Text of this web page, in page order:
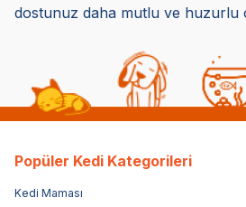
dostunuz daha mutlu ve huzurlu
Popüler Kedi Kategorileri
Kedi Maması